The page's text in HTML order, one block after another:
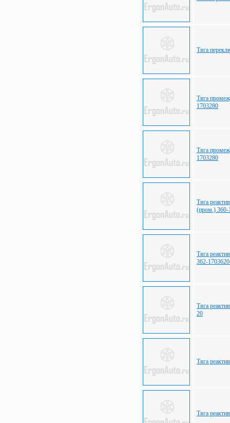
Тяга
Тяга
1703280
Тяга
1703280
Тяга
(пром.) 360-
Тяга
362-
Тяга
20
Тяга
Тяга